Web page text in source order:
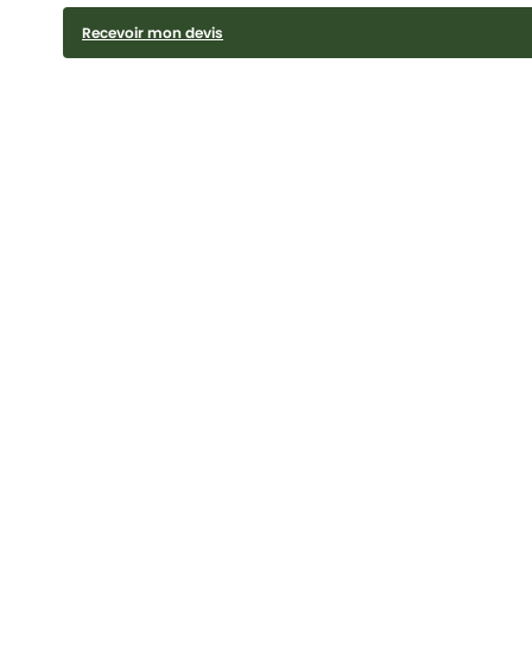
Recevoir mon devis